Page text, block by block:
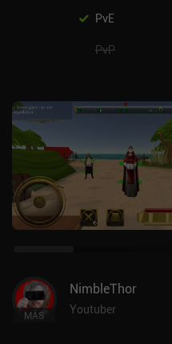
PvE
PvP
MÁS
NimbleThor
Youtuber